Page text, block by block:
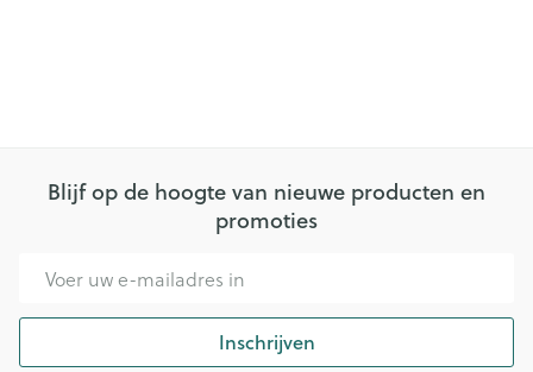
Blijf op de hoogte van nieuwe producten en
promoties
Inschrijven